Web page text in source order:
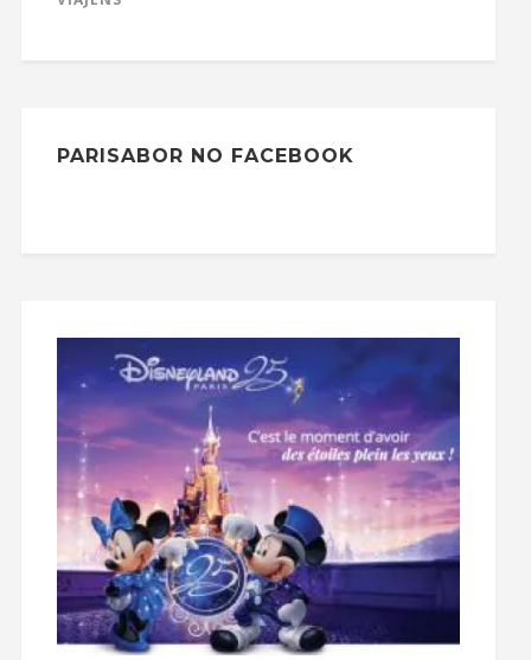
PARISABOR NO FACEBOOK